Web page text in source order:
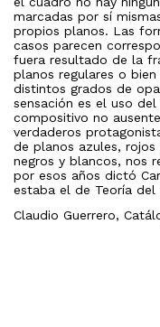
marcadas por sí
propios planos. Las
casos parecen
fuera resultado de la
planos regulares o
distintos grados de
sensación es el uso
compositivo no
verdaderos
de planos azules,
negros y blancos, nos
por esos años dictó
estaba el de Teoría del
Claudio Guerrero,